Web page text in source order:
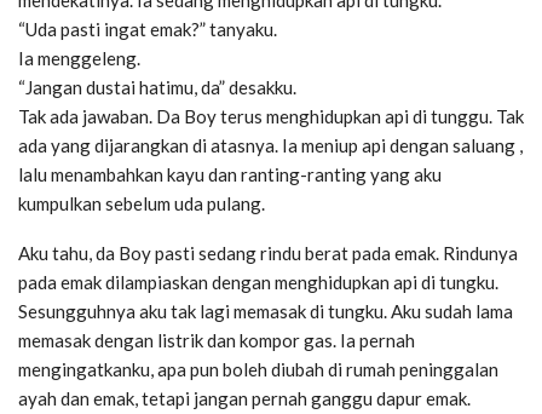
“Uda pasti ingat emak?” tanyaku.
Ia menggeleng.
“Jangan dustai hatimu, da” desakku.
Tak ada jawaban. Da Boy terus menghidupkan api di tunggu. Tak
ada yang dijarangkan di atasnya. Ia meniup api dengan saluang ,
lalu menambahkan kayu dan ranting-ranting yang aku
kumpulkan sebelum uda pulang.
Aku tahu, da Boy pasti sedang rindu berat pada emak. Rindunya
pada emak dilampiaskan dengan menghidupkan api di tungku.
Sesungguhnya aku tak lagi memasak di tungku. Aku sudah lama
memasak dengan listrik dan kompor gas. Ia pernah
mengingatkanku, apa pun boleh diubah di rumah peninggalan
ayah dan emak, tetapi jangan pernah ganggu dapur emak.